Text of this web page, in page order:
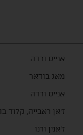
אנייס ורדה
מאג בודאר
אנייס ורדה
ז'אן ראבייה, קלוד
ז'אנין ורנו